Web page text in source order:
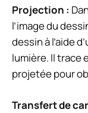
Projection :
l’image du
dessin à l’aide
lumière. Il trace
projetée pour
Transfert de